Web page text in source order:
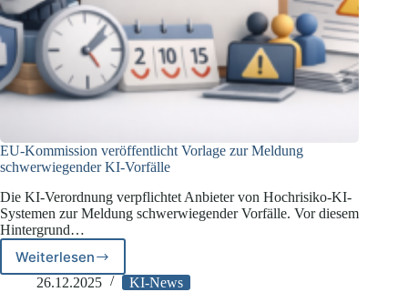
EU-Kommission veröffentlicht Vorlage zur Meldung
schwerwiegender KI-Vorfälle
Die KI-Verordnung verpflichtet Anbieter von Hochrisiko-KI-
Systemen zur Meldung schwerwiegender Vorfälle. Vor diesem
Hintergrund…
Weiterlesen
EU-
Kommission
26.12.2025 KI-News